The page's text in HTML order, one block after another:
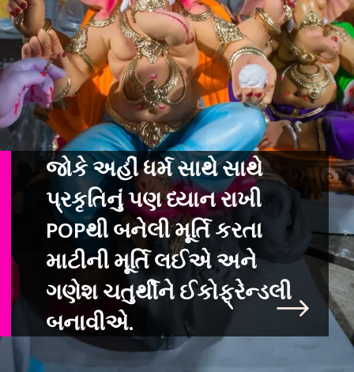
જોકે અહીં ધર્મ સાથે સાથે
પ્રકૃતિનું પણ ધ્યાન રાખી
POPથી બનેલી મૂર્તિ કરતા
માટીની મૂર્તિ લઈએ અને
ગણેશ ચતુર્થીને ઈકોફ્રેન્ડલી